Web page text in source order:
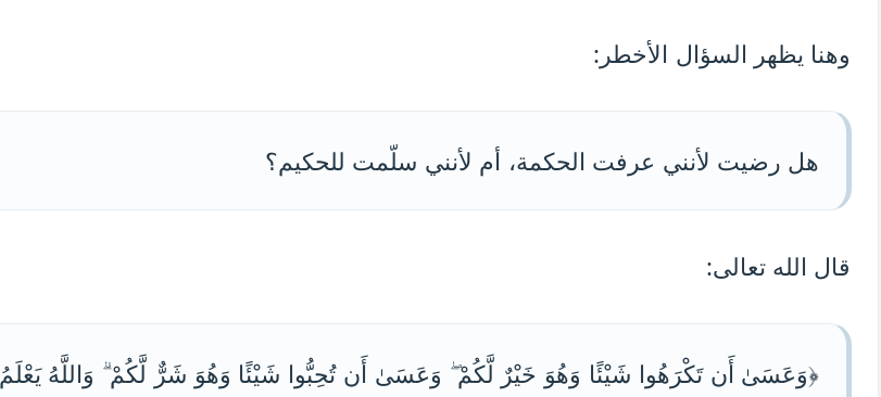
وهنا يظهر السؤال الأخطر:
هل رضيت لأنني عرفت الحكمة، أم لأنني سلّمت للحكيم؟
قال الله تعالى:
﴿وَعَسَىٰ أَن تَكْرَهُوا شَيْئًا وَهُوَ خَيْرٌ لَّكُمْ ۖ وَعَسَىٰ أَن تُحِبُّوا شَيْئًا وَهُوَ شَرٌّ لَّكُمْ ۗ وَاللَّهُ يَعْلَمُ